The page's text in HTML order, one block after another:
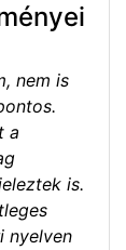
nem is
a
is.
nyelven